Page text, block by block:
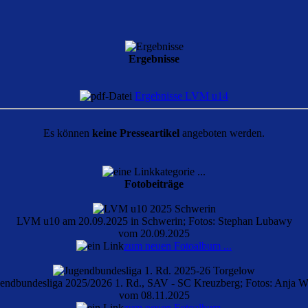
Ergebnisse
Ergebnisse LVM u14
Es können keine Presseartikel angeboten werden.
Fotobeiträge
LVM u10 am 20.09.2025 in Schwerin; Fotos: Stephan Lubawy
vom 20.09.2025
zum neuen Fotoalbum ...
2025/2026 1. Rd., SAV - SC Kreuzberg; Fotos: Anja
vom 08.11.2025